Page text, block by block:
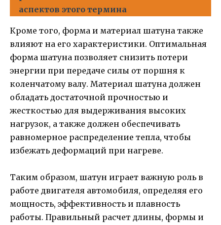
аспектов этого термина
Кроме того, форма и материал шатуна также
влияют на его характеристики. Оптимальная
форма шатуна позволяет снизить потери
энергии при передаче силы от поршня к
коленчатому валу. Материал шатуна должен
обладать достаточной прочностью и
жесткостью для выдерживания высоких
нагрузок, а также должен обеспечивать
равномерное распределение тепла, чтобы
избежать деформаций при нагреве.
Таким образом, шатун играет важную роль в
работе двигателя автомобиля, определяя его
мощность, эффективность и плавность
работы. Правильный расчет длины, формы и